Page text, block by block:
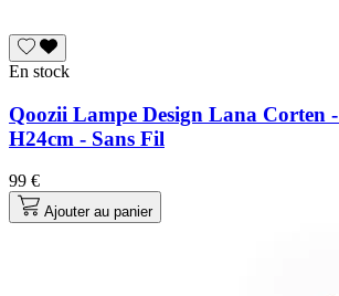
En stock
Qoozii Lampe Design Lana Corten
H24cm - Sans Fil
99 €
Ajouter au panier